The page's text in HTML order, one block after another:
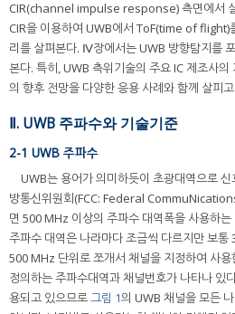
CIR(channel impulse response) 측면에서
CIR을 이용하여 UWB에서 ToF(time of flight)
리를 살펴본다. Ⅳ장에서는 UWB 방향탐지를
본다. 특히, UWB 측위기술의 주요 IC 제조사
의 향후 전망을 다양한 응용 사례와 함께 살피
Ⅱ. UWB 주파수와 기술기준
2-1 UWB 주파수
UWB는 용어가 의미하듯이 초광대역으로
방통신위원회(FCC: Federal
면 500 MHz 이상의 주파수 대역폭을 사용하
주파수 대역은 나라마다 조금씩 다르지만 보
500 MHz 단위로 쪼개서 채널을 지정하여 사용
정의하는 주파수대역과 채널번호가 나타나 있
용되고 있으므로그림 1의 UWB 채널을 모든